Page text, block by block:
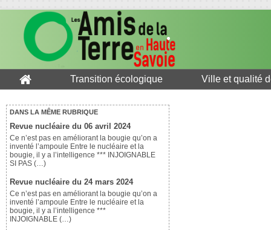
Transition écologique Ville et qualité
DANS LA MÊME RUBRIQUE
Revue nucléaire du 06 avril 2024
Ce n’est pas en améliorant la bougie qu’on a
inventé l’ampoule Entre le nucléaire et la
bougie, il y a l’intelligence *** INJOIGNABLE
SI PAS (…)
Revue nucléaire du 24 mars 2024
Ce n’est pas en améliorant la bougie qu’on a
inventé l’ampoule Entre le nucléaire et la
bougie, il y a l’intelligence ***
INJOIGNABLE (…)